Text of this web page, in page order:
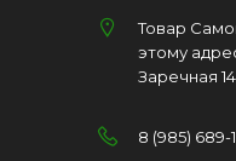
Товар
этому
Заречная
8 (985) 689-